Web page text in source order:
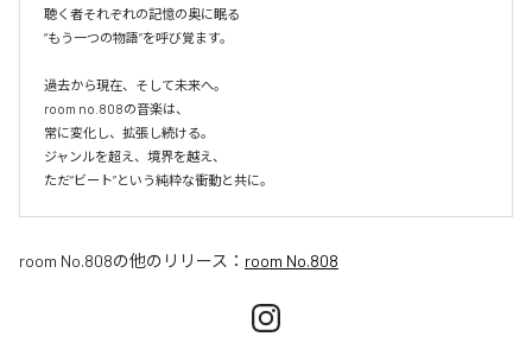
聴く者それぞれの記憶の奥に眠る
“もう一つの物語”を呼び覚ます。
過去から現在、そして未来へ。
room no.808の音楽は、
常に変化し、拡張し続ける。
ジャンルを超え、境界を越え、
room No.808の他のリリース： room No.808